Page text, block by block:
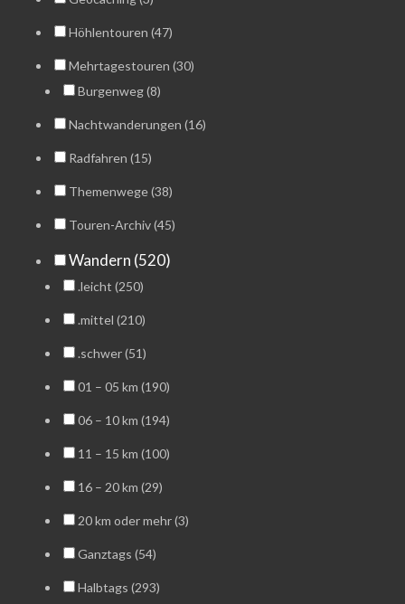
Höhlentouren (47)
Mehrtagestouren (30)
Burgenweg (8)
Nachtwanderungen (16)
Radfahren (15)
Themenwege (38)
Touren-Archiv (45)
Wandern (520)
.leicht (250)
.mittel (210)
.schwer (51)
01 – 05 km (190)
06 – 10 km (194)
11 – 15 km (100)
16 – 20 km (29)
20 km oder mehr (3)
Ganztags (54)
Halbtags (293)